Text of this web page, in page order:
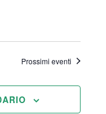
Prossimi eventi